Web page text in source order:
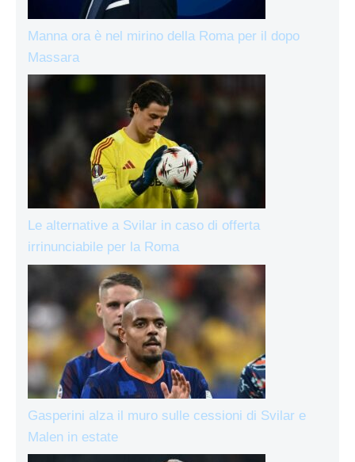
Manna ora è nel mirino della Roma per il dopo
Massara
Le alternative a Svilar in caso di offerta
irrinunciabile per la Roma
Gasperini alza il muro sulle cessioni di Svilar e
Malen in estate